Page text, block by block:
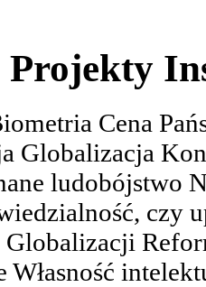
Projekty
Cena
Globalizacja
ludobójstwo
czy
Własność